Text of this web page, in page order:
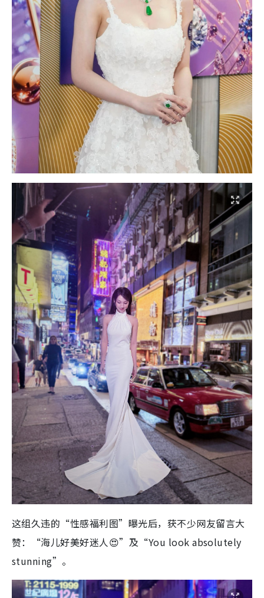
这组久违的“性感福利图”曝光后，获不少网友留言大
赞：“海儿好美好迷人😍”及“You look absolutely
stunning”。